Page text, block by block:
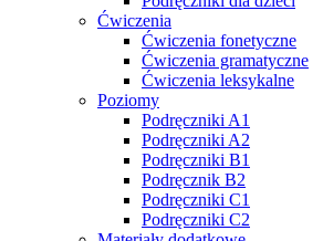
Ćwiczenia
Ćwiczenia fonetyczne
Ćwiczenia gramatyczne
Ćwiczenia leksykalne
Poziomy
Podręczniki A1
Podręczniki A2
Podręczniki B1
Podręcznik B2
Podręczniki C1
Podręczniki C2